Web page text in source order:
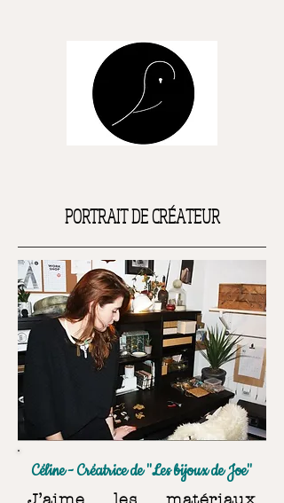
PORTRAIT DE CRÉATEUR
Céline - Créatrice de "Les bijoux de Joe"